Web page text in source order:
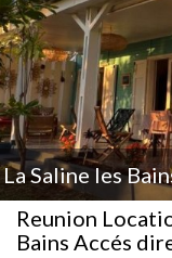
La Saline les
Reunion
Bains Accés